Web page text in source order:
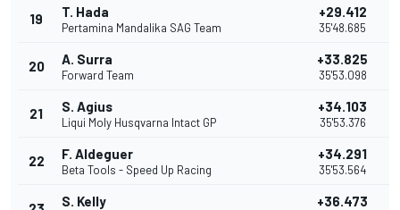
19 T. Hada
Pertamina Mandalika SAG Team
+29.412
35'48.685
20 A. Surra
Forward Team
+33.825
35'53.098
21 S. Agius
Liqui Moly Husqvarna Intact GP
+34.103
35'53.376
22 F. Aldeguer
Beta Tools - Speed Up Racing
+34.291
35'53.564
S. Kelly +36.473